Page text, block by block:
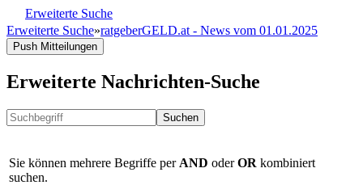
Erweiterte Suche
Erweiterte Suche»ratgeberGELD.at - News vom 01.01.2025
Push Mitteilungen
Erweiterte Nachrichten-Suche
Suchen
Sie können mehrere Begriffe per AND oderOR kombiniert
suchen.